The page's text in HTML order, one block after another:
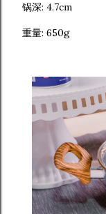
锅深: 4.7cm
重量: 650g